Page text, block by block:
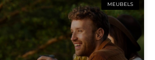
MEUBELS